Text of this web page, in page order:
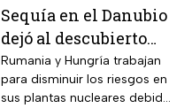
Sequía en el Danubio
dejó al descubierto
buques de la Segunda
Guerra Mundial
Rumania y Hungría trabajan
para disminuir los riesgos en
sus plantas nucleares debido